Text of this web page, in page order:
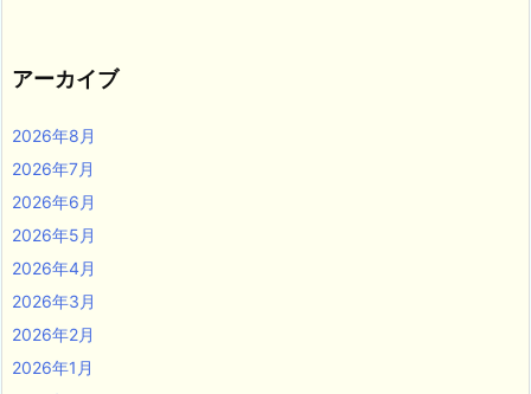
アーカイブ
2026年8月
2026年7月
2026年6月
2026年5月
2026年4月
2026年3月
2026年2月
2026年1月